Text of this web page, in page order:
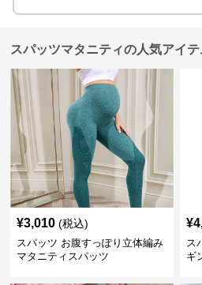
スパッツマタニティの人気アイテ
¥3,010 (税込)
スパッツ お腹すっぽり立体編み
マタニティスパッツ
¥
ス
ギ